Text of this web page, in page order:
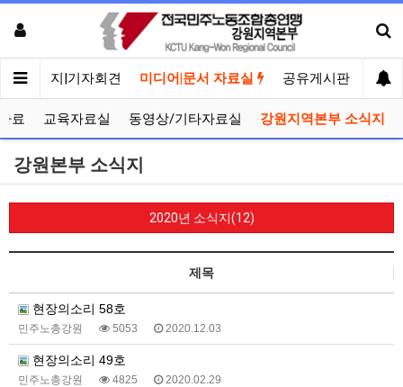
인 공지|기자회견 미디어|문서 자료실 공유게시판 선
료 교육자료실 동영상/기타자료실 강원지역본부 소식지
강원본부 소식지
2020년 소식지(12)
제목
현장의소리 58호
민주노총강원 5053 2020.12.03
현장의소리 49호
민주노총강원 4825 2020.02.29